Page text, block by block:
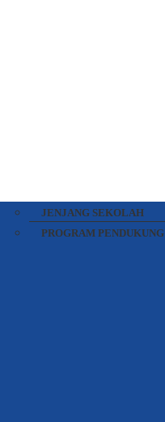
JENJANG SEKOLAH
PROGRAM PENDUKUNG